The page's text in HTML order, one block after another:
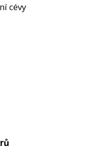
cévy